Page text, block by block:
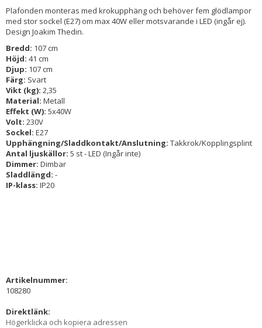
Plafonden monteras med krokupphäng och behöver fem glödlampor
med stor sockel (E27) om max 40W eller motsvarande i LED (ingår ej).
Design Joakim Thedin.
Bredd: 107 cm
Höjd: 41 cm
Djup: 107 cm
Färg: Svart
Vikt (kg): 2,35
Material: Metall
Effekt (W): 5x40W
Volt: 230V
Sockel: E27
Upphängning/Sladdkontakt/Anslutning: Takkrok/Kopplingsplint
Antal ljuskällor: 5 st - LED (Ingår inte)
Dimmer: Dimbar
Sladdlängd: -
IP-klass: IP20
Artikelnummer:
108280
Direktlänk:
Högerklicka och kopiera adressen